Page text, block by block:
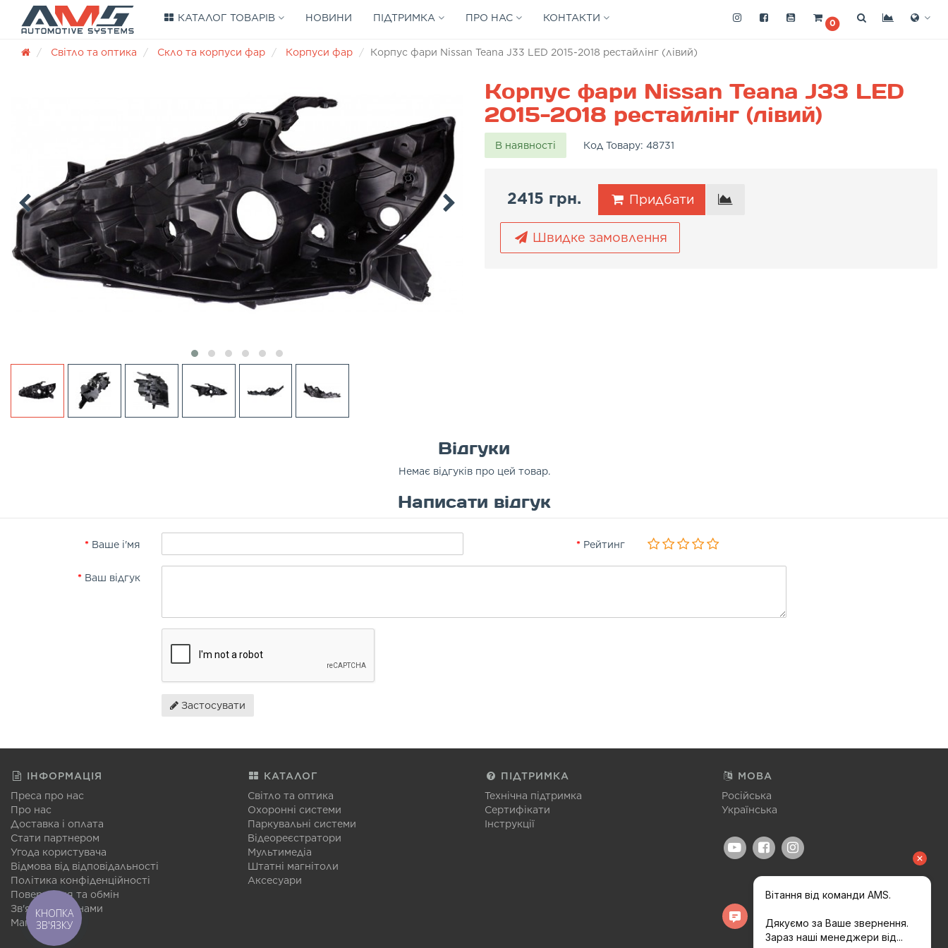
КАТАЛОГ ТОВАРІВ НОВИНИ ПІДТРИМКА ПРО НАС КОНТАКТИ 0
Світло та оптика Скло та корпуси фар Корпуси фар Корпус фари Nissan Teana J33 LED 2015-2018 рестайлінг (лівий)
Корпус фари Nissan Teana J33 LED
2015-2018 рестайлінг (лівий)
В наявності Код Товару: 48731
2415 грн. Придбати
Швидке замовлення
Відгуки
Немає відгуків про цей товар.
Написати відгук
Ваше і'мя Рейтинг
Ваш відгук
Застосувати
ІНФОРМАЦІЯ
Преса про нас
Про нас
Доставка і оплата
Стати партнером
Угода користувача
Відмова від відповідальності
Політика конфіденційності
Повернення та обмін
Зв'язатися з нами
Мапа сайту
КАТАЛОГ
Світло та оптика
Охоронні системи
Паркувальні системи
Відеореєстратори
Мультимедіа
Штатні магнітоли
Аксесуари
ПІДТРИМКА
Технічна підтримка
Сертифікати
Інструкції
МОВА
Російська
Українська
КНОПКА
ЗВ'ЯЗКУ